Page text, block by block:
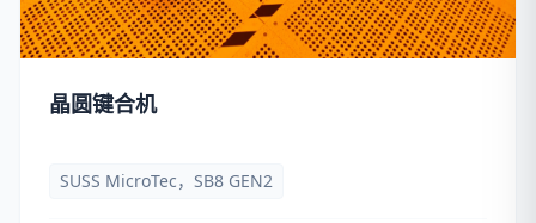
晶圆键合机
SUSS MicroTec，SB8 GEN2